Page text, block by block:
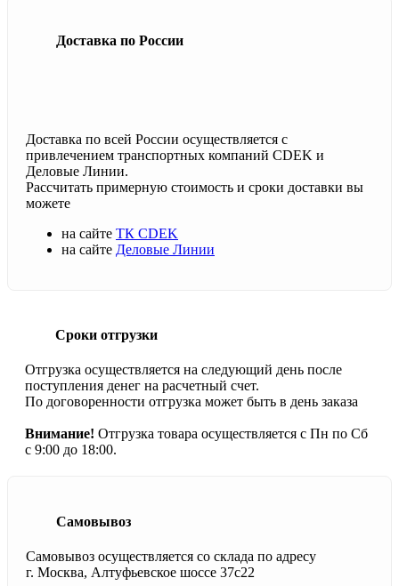
Доставка по России
Доставка по всей России осуществляется с
привлечением транспортных компаний CDEK и
Деловые Линии.
Рассчитать примерную стоимость и сроки доставки вы
можете
на сайте ТК CDEK
на сайте Деловые Линии
Сроки отгрузки
Отгрузка осуществляется на следующий день после
поступления денег на расчетный счет.
По договоренности отгрузка может быть в день заказа
Внимание! Отгрузка товара осуществляется с Пн по Сб
с 9:00 до 18:00.
Самовывоз
Самовывоз осуществляется со склада по адресу
г. Москва, Алтуфьевское шоссе 37с22